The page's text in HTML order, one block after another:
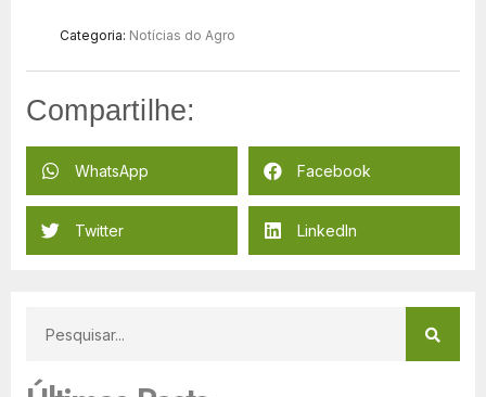
Categoria: Notícias do Agro
Compartilhe:
WhatsApp Facebook
Twitter LinkedIn